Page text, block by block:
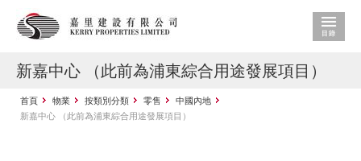
新嘉中心 （此前為浦東綜合用途發展項目）
首頁 物業 按類別分類 零售
中國內地
新嘉中心 （此前為浦東綜合用途發展項目）